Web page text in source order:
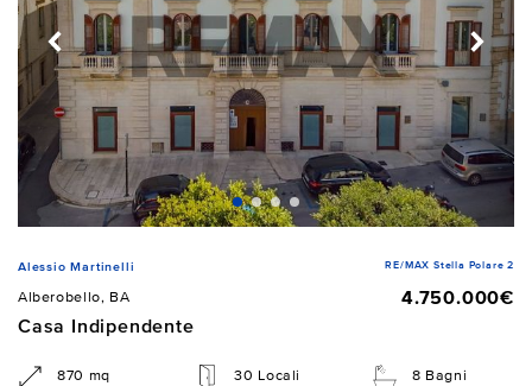
Alessio Martinelli RE/MAX Stella Polare 2
Alberobello, BA
4.750.000€
Casa Indipendente
870 mq 30 Locali 8 Bagni